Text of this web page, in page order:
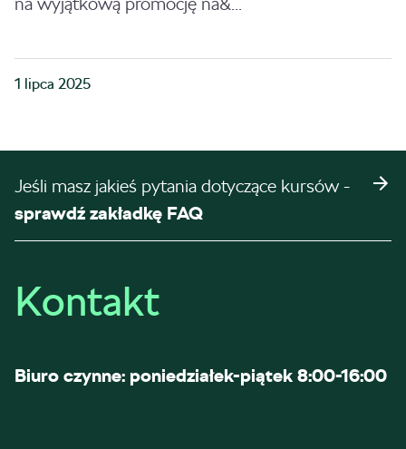
1 lipca 2025
Jeśli masz jakieś pytania dotyczące kursów -
sprawdź zakładkę FAQ
Kontakt
Biuro czynne: poniedziałek-piątek 8:00-16:00